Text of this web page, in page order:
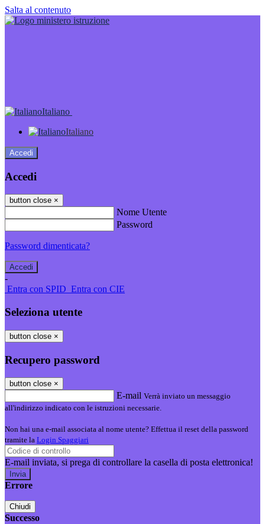
Salta al contenuto
Italiano
Italiano
Accedi
Accedi
button close ×
Nome Utente
Password
Password dimenticata?
-
Entra con SPID Entra con CIE
Seleziona utente
button close ×
Recupero password
button close ×
E-mail Verrà inviato un messaggio
all'indirizzo indicato con le istruzioni necessarie.
Non hai una e-mail associata al nome utente? Effettua il reset della password
tramite la Login Spaggiari
E-mail inviata, si prega di controllare la casella di posta elettronica!
Errore
Chiudi
Successo